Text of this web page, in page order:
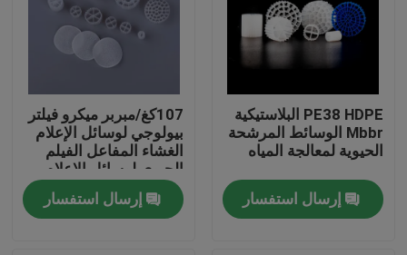
الصفحة الرئيسية
PE38 HDPE البلاستيكية
Mbbr الوسائط المرشحة
الحيوية لمعالجة المياه
إرسال استفسار
107كغ/مبربر ميكرو فيلتر
بيولوجي لوسائل الإعلام
الغشاء المفاعل الفيلم
الحيوي لوسائل الإعلام
البيولوجية
إرسال استفسار